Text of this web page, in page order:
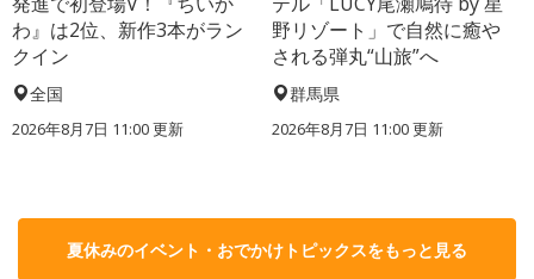
わ』は2位、新作3本がラン
クイン
全国
2026年8月7日 11:00更新
野リゾート」で自然に癒や
される弾丸“山旅”へ
群馬県
2026年8月7日 11:00更新
夏休みのイベント・おでかけトピックスをもっと見る